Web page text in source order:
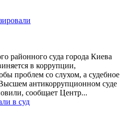
районного суда города Киева
в коррупции,
проблем со слухом, а судебное
антикоррупционном суде
сообщает Центр...
в суд